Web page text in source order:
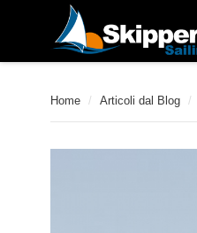
Home / Articoli dal Blog /